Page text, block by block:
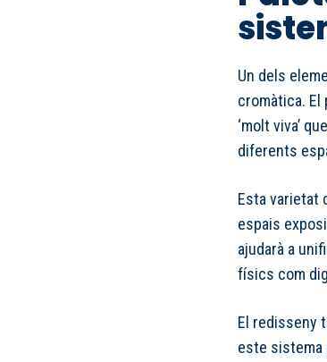
Un dels
cromàtica. El
‘molt viva’
diferents
Esta varietat
espais
ajudarà a
físics com
El redisseny
este sistema